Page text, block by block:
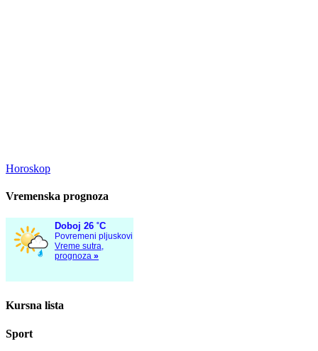
Horoskop
Vremenska prognoza
Kursna lista
Sport